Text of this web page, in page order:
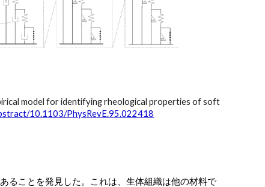
model for identifying rheological properties of soft
10.1103/PhysRevE.95.022418
ることを発見した。これは、生体組織は他の材料で